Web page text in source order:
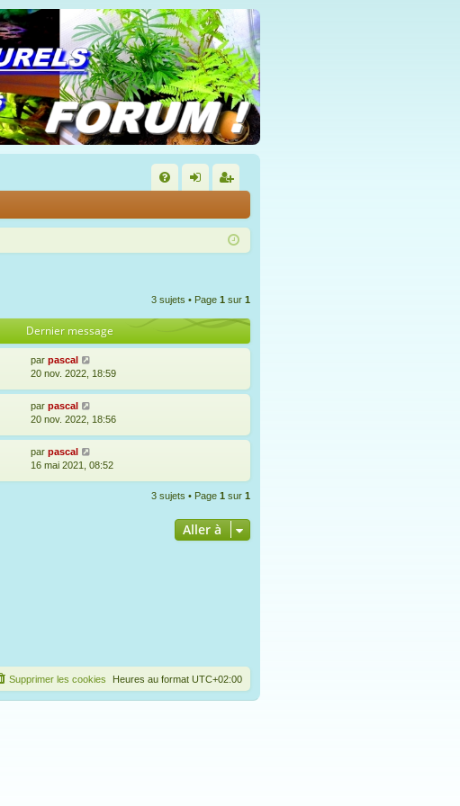
Q ne nr
3 sujets • Page 1 sur 1
Dernier message
par pascal
20 nov. 2022, 18:59
par pascal
20 nov. 2022, 18:56
par pascal
16 mai 2021, 08:52
3 sujets • Page 1 sur 1
Aller à
Heures au format UTC+02:00
Supprimer les cookies